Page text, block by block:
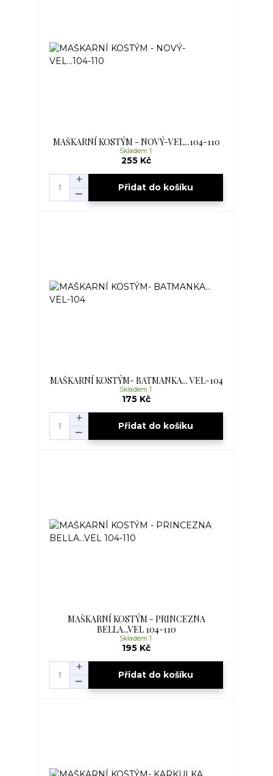
MAŠKARNÍ KOSTÝM - NOVÝ-VEL...104-110
255 Kč
Skladem 1
Přidat do košíku
MAŠKARNÍ KOSTÝM- BATMANKA... VEL-104
175 Kč
Skladem 1
Přidat do košíku
MAŠKARNÍ KOSTÝM - PRINCEZNA
BELLA...VEL 104-110
195 Kč
Skladem 1
Přidat do košíku